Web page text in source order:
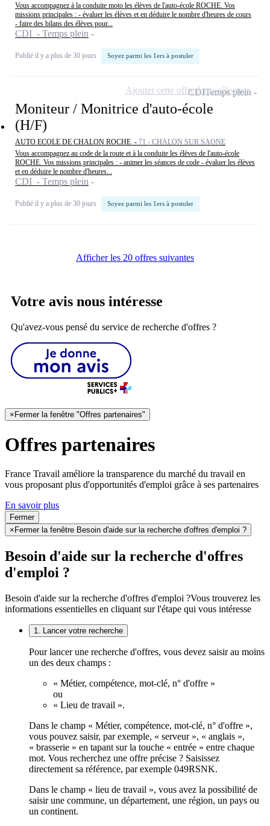
Vous accompagnez à la conduite moto les élèves de l'auto-école ROCHE. Vos
missions principales : - évaluer les élèves et en déduire le nombre d'heures de cours
- faire des bilans des élèves pour...
CDI - Temps plein
Publié il y a plus de 30 jours Soyez parmi les 1ers à postuler
Moniteur / Monitrice d'auto-école
(H/F)
AUTO ECOLE DE CHALON ROCHE - 71 - CHALON SUR SAONE
Vous accompagnez au code de la route et à la conduite les élèves de l'auto-école
ROCHE. Vos missions principales : - animer les séances de code - évaluer les élèves
et en déduire le nombre d'heures...
CDI - Temps plein
Publié il y a plus de 30 jours Soyez parmi les 1ers à postuler
CDITemps plein
Ajouter cette offre à ma sélection
Afficher les 20 offres suivantes
Votre avis nous intéresse
Qu'avez-vous pensé du service de recherche d'offres ?
×Fermer la fenêtre "Offres partenaires"
Offres partenaires
France Travail améliore la transparence du marché du travail en
vous proposant plus d'opportunités d'emploi grâce à ses partenaires
En savoir plus
Fermer
× Fermer la fenêtre Besoin d'aide sur la recherche d'offres d'emploi ?
Besoin d'aide sur la recherche d'offres
d'emploi ?
Besoin d'aide sur la recherche d'offres d'emploi ?Vous trouverez les
informations essentielles en cliquant sur l'étape qui vous intéresse
1. Lancer votre recherche
Pour lancer une recherche d'offres, vous devez saisir au moins
un des deux champs :
« Métier, compétence, mot-clé, n° d'offre »
ou
« Lieu de travail ».
Dans le champ « Métier, compétence, mot-clé, n° d'offre »,
vous pouvez saisir, par exemple, « serveur », « anglais »,
« brasserie » en tapant sur la touche « entrée » entre chaque
mot. Vous recherchez une offre précise ? Saisissez
directement sa référence, par exemple 049RSNK.
Dans le champ « lieu de travail », vous avez la possibilité de
saisir une commune, un département, une région, un pays ou
un continent.